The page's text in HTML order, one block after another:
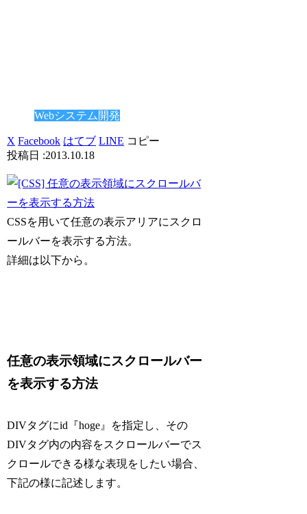
Webシステム開発
X Facebook はてブ LINE コピー
2013.10.18
CSSを用いて任意の表示アリアにスクロ
ールバーを表示する方法。
詳細は以下から。
任意の表示領域にスクロールバー
を表示する方法
DIVタグにid『hoge』を指定し、その
DIVタグ内の内容をスクロールバーでス
クロールできる様な表現をしたい場合、
下記の様に記述します。